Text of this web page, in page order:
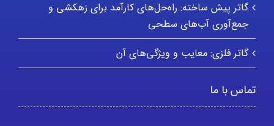
گاتر پیش ساخته: راه‌حل‌های کارآمد برای زهکشی و
جمع‌آوری آب‌های سطحی
گاتر فلزی: معایب و ویژگی‌های آن
تماس با ما